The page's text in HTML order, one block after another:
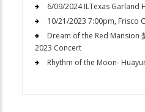
6/09/2024 ILTexas Garland
10/21/2023 7:00pm, Frisco
Dream of the Red Mansion
2023 Concert
Rhythm of the Moon-